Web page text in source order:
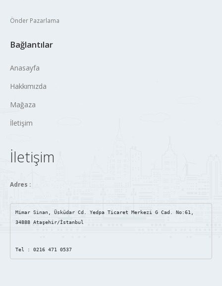
Önder Pazarlama
Bağlantılar
Anasayfa
Hakkımızda
Mağaza
İletişim
İletişim
Adres :
Mimar Sinan, Üsküdar Cd. Yedpa Ticaret Merkezi G Cad. No:61,
34888 Ataşehir/İstanbul
Tel : 0216 471 0537